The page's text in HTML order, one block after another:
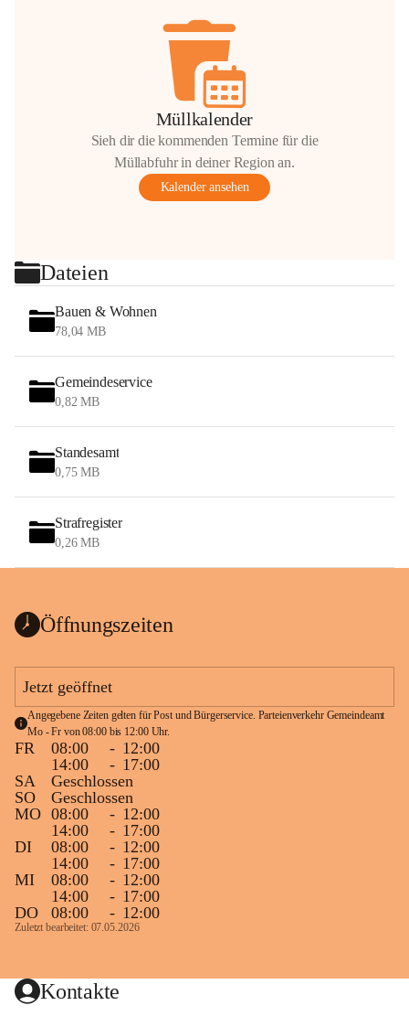
Müllkalender
Sieh dir die kommenden Termine für die
Müllabfuhr in deiner Region an.
Kalender ansehen
Dateien
Bauen & Wohnen
78,04 MB
Gemeindeservice
0,82 MB
Standesamt
0,75 MB
Strafregister
0,26 MB
Öffnungszeiten
Jetzt geöffnet
Angegebene Zeiten gelten für Post und Bürgerservice. Parteienverkehr Gemeindeamt
Mo - Fr von 08:00 bis 12:00 Uhr.
FR 08:00 - 12:00
14:00
- 17:00
SA
Geschlossen
SO
Geschlossen
MO 08:00 - 12:00
14:00
- 17:00
DI
08:00 - 12:00
14:00
- 17:00
MI
08:00 - 12:00
14:00
- 17:00
DO
08:00 - 12:00
Zuletzt bearbeitet: 07.05.2026
Kontakte